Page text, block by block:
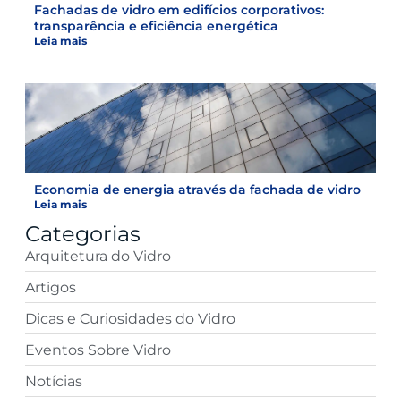
Fachadas de vidro em edifícios corporativos:
transparência e eficiência energética
Leia mais
Economia de energia através da fachada de vidro
Leia mais
Categorias
Arquitetura do Vidro
Artigos
Dicas e Curiosidades do Vidro
Eventos Sobre Vidro
Notícias